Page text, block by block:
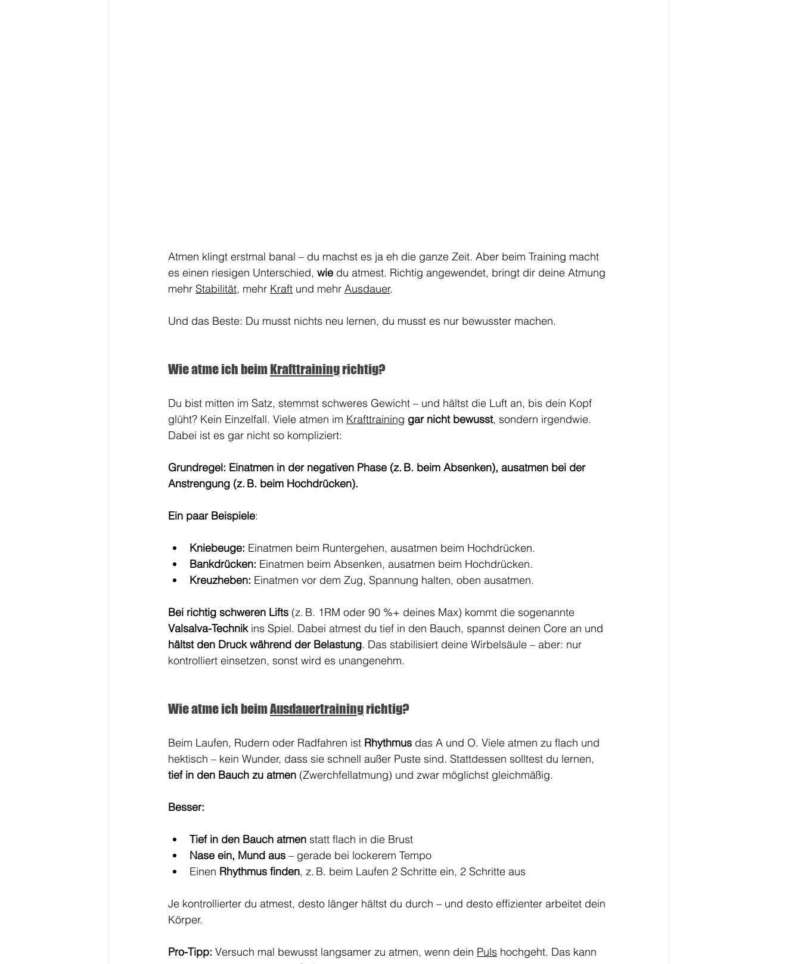
Atmen klingt erstmal banal – du machst es ja eh die ganze Zeit. Aber beim Training macht
es einen riesigen Unterschied, wie du atmest. Richtig angewendet, bringt dir deine Atmung
mehr Stabilität, mehr Kraft und mehr Ausdauer.
Und das Beste: Du musst nichts neu lernen, du musst es nur bewusster machen.
Wie atme ich beim Krafttraining richtig?
Du bist mitten im Satz, stemmst schweres Gewicht – und hältst die Luft an, bis dein Kopf
glüht? Kein Einzelfall. Viele atmen im Krafttraining gar nicht bewusst, sondern irgendwie.
Dabei ist es gar nicht so kompliziert:
Grundregel: Einatmen in der negativen Phase (z. B. beim Absenken), ausatmen bei der
Anstrengung (z. B. beim Hochdrücken).
Ein paar Beispiele:
Kniebeuge: Einatmen beim Runtergehen, ausatmen beim Hochdrücken.
Bankdrücken: Einatmen beim Absenken, ausatmen beim Hochdrücken.
Kreuzheben: Einatmen vor dem Zug, Spannung halten, oben ausatmen.
Bei richtig schweren Lifts (z. B. 1RM oder 90 %+ deines Max) kommt die sogenannte
Valsalva-Technik ins Spiel. Dabei atmest du tief in den Bauch, spannst deinen Core an und
hältst den Druck während der Belastung. Das stabilisiert deine Wirbelsäule – aber: nur
kontrolliert einsetzen, sonst wird es unangenehm.
Wie atme ich beim Ausdauertraining richtig?
Beim Laufen, Rudern oder Radfahren ist Rhythmus das A und O. Viele atmen zu flach und
hektisch – kein Wunder, dass sie schnell außer Puste sind. Stattdessen solltest du lernen,
tief in den Bauch zu atmen (Zwerchfellatmung) und zwar möglichst gleichmäßig.
Besser:
Tief in den Bauch atmen statt flach in die Brust
Nase ein, Mund aus – gerade bei lockerem Tempo
Einen Rhythmus finden, z. B. beim Laufen 2 Schritte ein, 2 Schritte aus
Je kontrollierter du atmest, desto länger hältst du durch – und desto effizienter arbeitet dein
Körper.
Pro-Tipp: Versuch mal bewusst langsamer zu atmen, wenn dein Puls hochgeht. Das kann